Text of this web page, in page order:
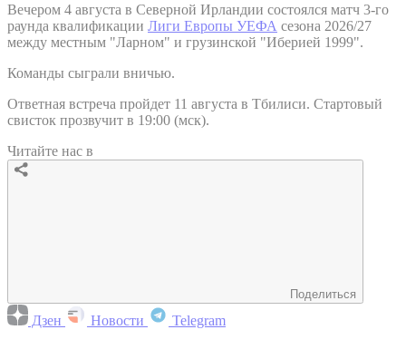
Вечером 4 августа в Северной Ирландии состоялся матч 3-го
раунда квалификации Лиги Европы УЕФА сезона 2026/27
между местным "Ларном" и грузинской "Иберией 1999".
Команды сыграли вничью.
Ответная встреча пройдет 11 августа в Тбилиси. Стартовый
свисток прозвучит в 19:00 (мск).
Читайте нас в
Поделиться
Дзен Новости Telegram